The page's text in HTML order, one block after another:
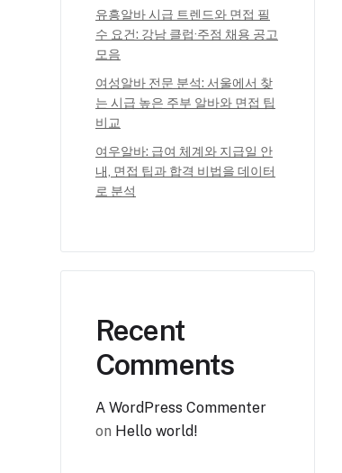
유흥알바 시급 트렌드와 면접 필
수 요건: 강남 클럽·주점 채용 공고
모음
여성알바 전문 분석: 서울에서 찾
는 시급 높은 주부 알바와 면접 팁
비교
여우알바: 급여 체계와 지급일 안
내, 면접 팁과 합격 비법을 데이터
로 분석
Recent
Comments
A WordPress Commenter
on Hello world!